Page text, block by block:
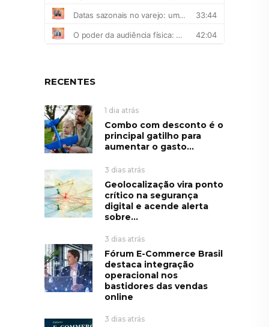
RECENTES
1 dia atrás
Combo com desconto é o
principal gatilho para
aumentar o gasto...
3 dias atrás
Geolocalização vira ponto
crítico na segurança
digital e acende alerta
sobre...
3 dias atrás
Fórum E-Commerce Brasil
destaca integração
operacional nos
bastidores das vendas
online
3 dias atrás